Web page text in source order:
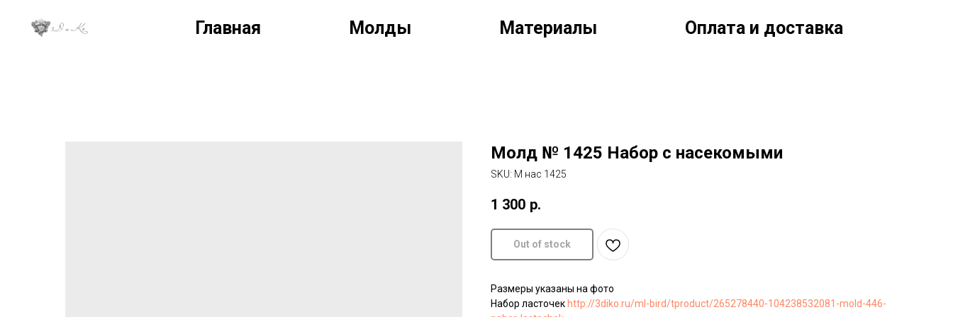
Главная Молды Материалы Оплата и доставка
Молд № 1425 Набор с насекомыми
SKU: М нас 1425
1 300 р.
Out of stock
Размеры указаны на фото
Набор ласточек http://3diko.ru/ml-bird/tproduct/265278440-104238532081-mold-446-